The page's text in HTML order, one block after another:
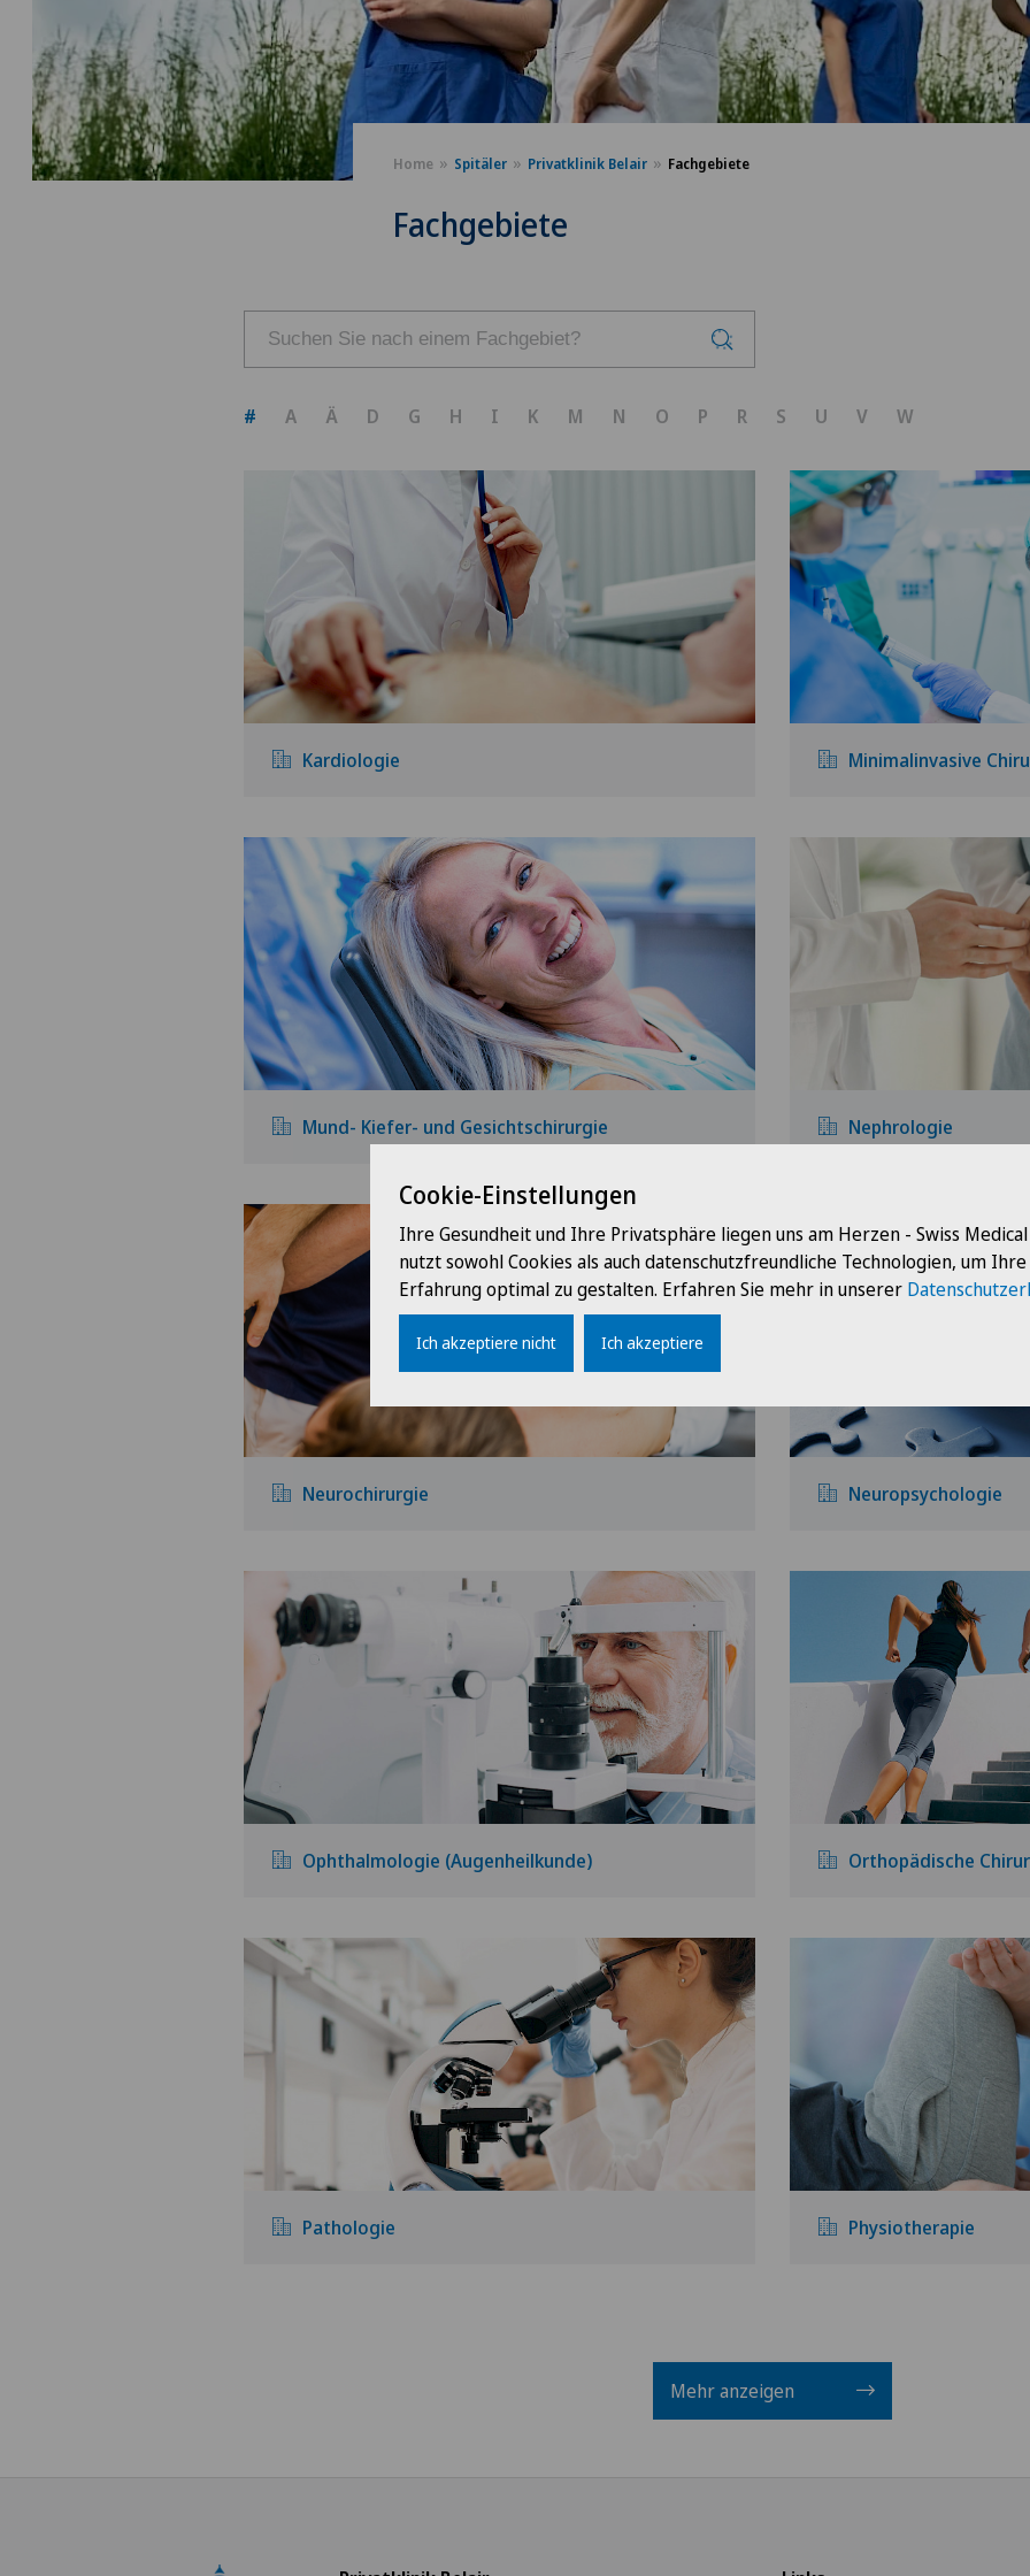
Home Spitäler Privatklinik Belair Fachgebiete
Fachgebiete
# A Ä D G H I K M N O P R S U V W
Kardiologie Minimalinvasive
Mund- Kiefer- und Gesichtschirurgie Nephrologie
Neurochirurgie Neuropsychologie
Ophthalmologie (Augenheilkunde) Orthopädische
Pathologie Physiotherapie
Mehr anzeigen
Cookie-Einstellungen
Ihre Gesundheit und Ihre Privatsphäre liegen uns am Herzen - Swiss
nutzt sowohl Cookies als auch datenschutzfreundliche Technologien, um
Erfahrung optimal zu gestalten. Erfahren Sie mehr in unserer
Ich akzeptiere nicht Ich akzeptiere